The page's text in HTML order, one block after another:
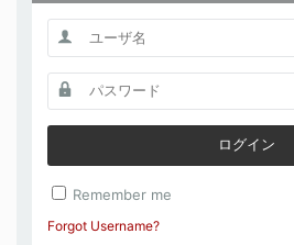
ログイン
Remember me
Forgot Username?